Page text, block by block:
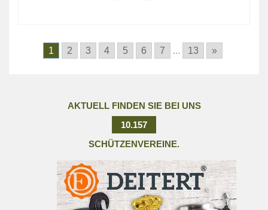
1 2 3 4 5 6 7 ... 13 »
AKTUELL FINDEN SIE BEI UNS
10.157
SCHÜTZENVEREINE.